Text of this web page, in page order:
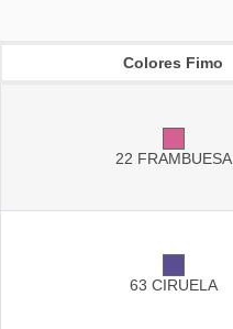
Colores Fimo
22 FRAMBUESA
63 CIRUELA